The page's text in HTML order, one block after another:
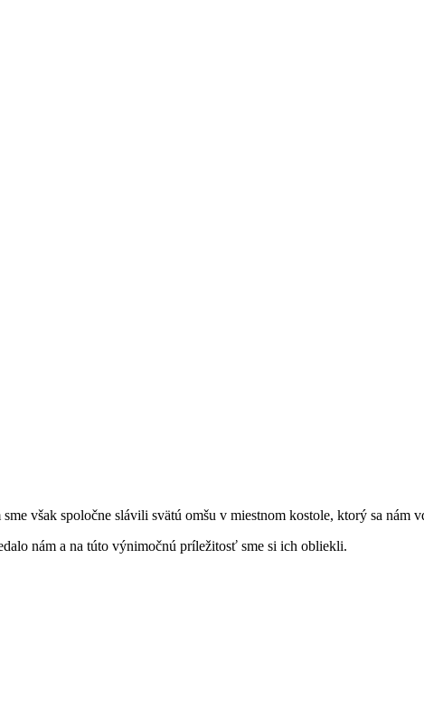
však spoločne slávili svätú omšu v miestnom kostole, ktorý sa nám
nám a na túto výnimočnú príležitosť sme si ich obliekli.